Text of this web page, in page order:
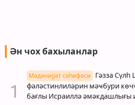
Ән чох бахыланлар
Мәдәнијјәт сәһифәси
Гәзза
фәләстинлиләрин мәҹбури
бағлы Исраиллә әмәкдашлығы